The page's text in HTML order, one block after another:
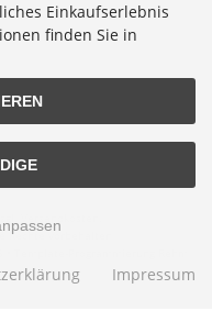
Rechte vorbehalten
Einkaufserlebnis
finden Sie in
Impressum